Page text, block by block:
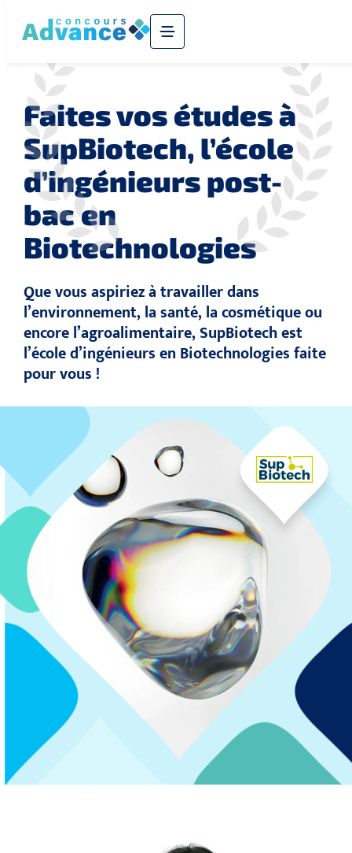
Faites vos études à
SupBiotech, l’école
d’ingénieurs post-
bac en
Biotechnologies
Que vous aspiriez à travailler dans
l’environnement, la santé, la cosmétique ou
encore l’agroalimentaire, SupBiotech est
l’école d’ingénieurs en Biotechnologies faite
pour vous !